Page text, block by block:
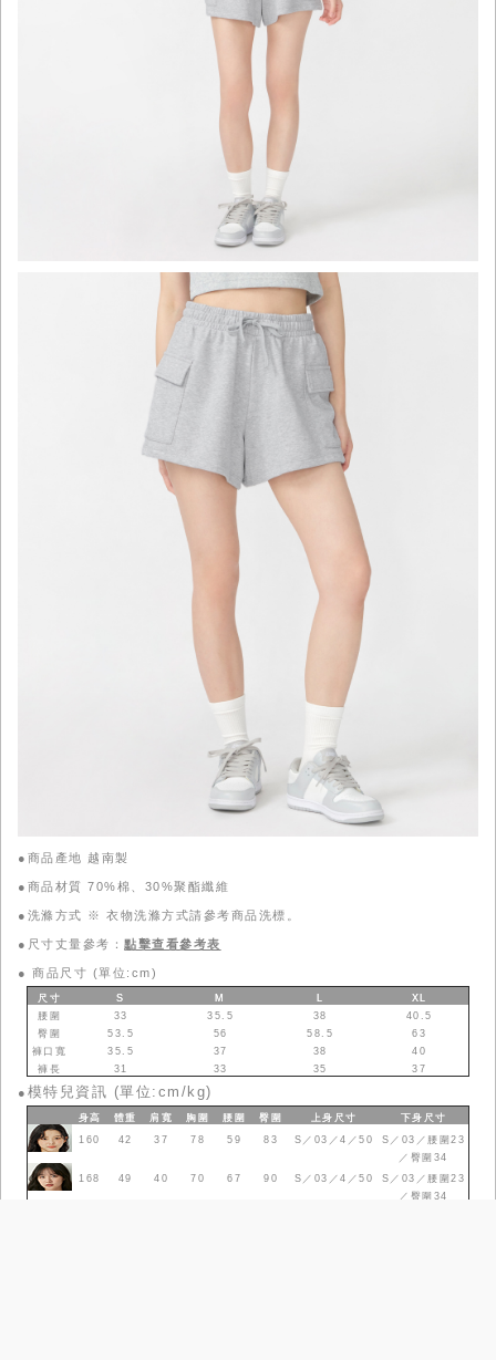
●商品產地 越南製
●商品材質 70%棉、30%聚酯纖維
●洗滌方式 ※ 衣物洗滌方式請參考商品洗標。
●尺寸丈量參考： 點擊查看參考表
● 商品尺寸 (單位:cm)
尺寸 S M
XL
腰圍
33 35.5 38
40.5
臀圍
53.5 56 58.5
63
褲口寬
35.5 37 38
40
褲長
31 33 35 37
● 模特兒資訊 (單位:cm/kg)
身高 體重 肩寬 胸圍 腰圍 臀圍 上身 尺寸 下身 尺寸
160
42 37 78 59 83 S／03／4／50
S／03／腰圍23
／臀圍34
168
49 40 70 67 90 S／03／4／50
S／03／腰圍23
／臀圍34